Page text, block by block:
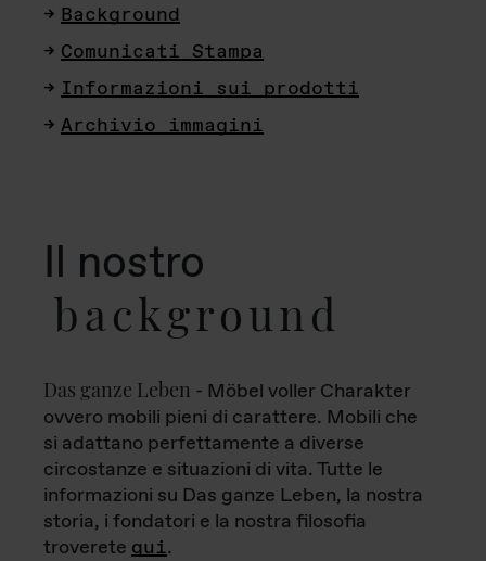
Background
Comunicati Stampa
Informazioni sui prodotti
Archivio immagini
Il nostro
background
Das ganze Leben - Möbel voller Charakter
ovvero mobili pieni di carattere. Mobili che
si adattano perfettamente a diverse
circostanze e situazioni di vita. Tutte le
informazioni su Das ganze Leben, la nostra
storia, i fondatori e la nostra filosofia
troverete qui.